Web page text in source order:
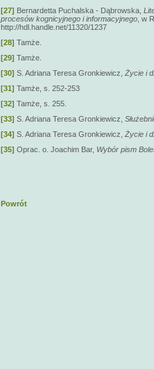
[27] Bernardetta Puchalska - Dąbrowska,
procesów kognicyjnego i informacyjnego , w
http://hdl.handle.net/11320/1237
[28] Tamże.
[29] Tamże.
[30] S. Adriana Teresa Gronkiewicz, Życie i
[31] Tamże, s. 252-253
[32] Tamże, s. 255.
[33] S. Adriana Teresa Gronkiewicz,
[34] S. Adriana Teresa Gronkiewicz, Życie i
[35] Oprac. o. Joachim Bar, Wybór pism
Powrót